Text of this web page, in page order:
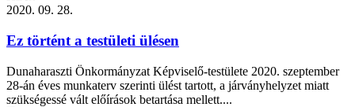
2020. 09. 28.
Ez történt a testületi ülésen
Dunaharaszti Önkormányzat Képviselő-testülete 2020. szeptember
28-án éves munkaterv szerinti ülést tartott, a járványhelyzet miatt
szükségessé vált előírások betartása mellett....